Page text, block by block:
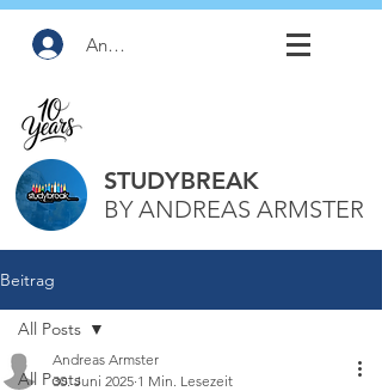
Anmelden
STUDYBREAK
BY ANDREAS ARMSTER
Beitrag
All Posts
All Posts
Andreas Armster
30. Juni 2025 1 Min. Lesezeit